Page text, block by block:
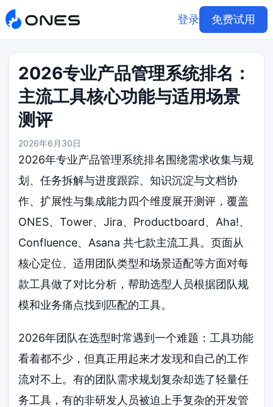
登录 免费试用
2026专业产品管理系统排名：
主流工具核心功能与适用场景
测评
2026年6月30日
2026年专业产品管理系统排名围绕需求收集与规
划、任务拆解与进度跟踪、知识沉淀与文档协
作、扩展性与集成能力四个维度展开测评，覆盖
ONES、Tower、Jira、Productboard、Aha!、
Confluence、Asana 共七款主流工具。页面从
核心定位、适用团队类型和场景适配等方面对每
款工具做了对比分析，帮助选型人员根据团队规
模和业务痛点找到匹配的工具。
2026年团队在选型时常遇到一个难题：工具功能
看着都不少，但真正用起来才发现和自己的工作
流对不上。有的团队需求规划复杂却选了轻量任
务工具，有的非研发人员被迫上手复杂的开发管